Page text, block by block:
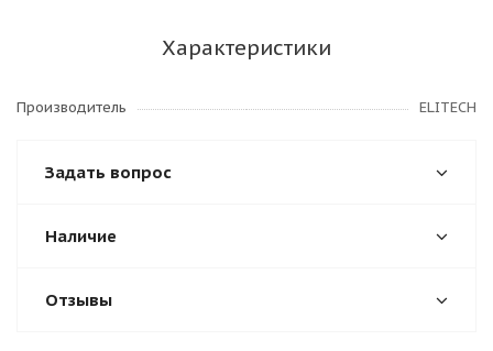
Характеристики
Производитель ELITECH
Задать вопрос
Наличие
Отзывы